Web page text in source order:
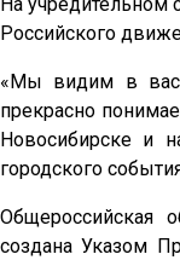
На учредительном
Российского
«Мы видим в вас
прекрасно
Новосибирске и
городского
Общероссийская
создана Указом